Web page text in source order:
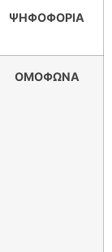
ΨΗΦΟΦΟΡΙΑ
ΟΜΟΦΩΝΑ